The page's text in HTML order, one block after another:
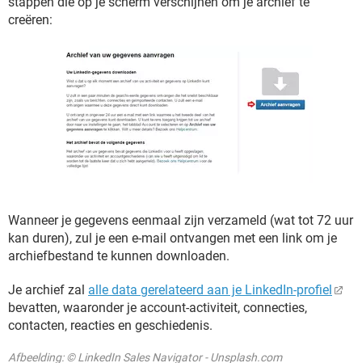
creëren:
Wanneer je gegevens eenmaal zijn verzameld (wat tot 72 uur
kan duren), zul je een e-mail ontvangen met een link om je
archiefbestand te kunnen downloaden.
Je archief zal alle data gerelateerd aan je LinkedIn-profiel
bevatten, waaronder je account-activiteit, connecties,
contacten, reacties en geschiedenis.
Afbeelding: © LinkedIn Sales Navigator - Unsplash.com